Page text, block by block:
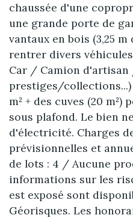
chaussée d'une
une grande porte de
vantaux en bois (3,25
rentrer divers
Car / Camion
prestiges/
m² + des cuves (20 m²)
sous plafond. Le bien
d'électricité. Charges
prévisionnelles et
de lots : 4 / Aucune
informations sur les
est exposé sont
Géorisques. Les